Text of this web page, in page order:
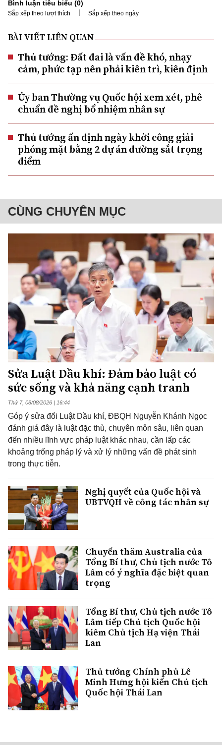
Bình luận tiêu biểu (0)
Sắp xếp theo lượt thích | Sắp xếp theo ngày
BÀI VIẾT LIÊN QUAN
Thủ tướng: Đất đai là vấn đề khó, nhạy
cảm, phức tạp nên phải kiên trì, kiên định
Ủy ban Thường vụ Quốc hội xem xét, phê
chuẩn đề nghị bổ nhiệm nhân sự
Thủ tướng ấn định ngày khởi công giải
phóng mặt bằng 2 dự án đường sắt trọng
điểm
CÙNG CHUYÊN MỤC
Sửa Luật Dầu khí: Đảm bảo luật có
sức sống và khả năng cạnh tranh
Thứ 7, 08/08/2026 | 16:44
Góp ý sửa đổi Luật Dầu khí, ĐBQH Nguyễn Khánh Ngọc
đánh giá đây là luật đặc thù, chuyên môn sâu, liên quan
đến nhiều lĩnh vực pháp luật khác nhau, cần lấp các
khoảng trống pháp lý và xử lý những vấn đề phát sinh
trong thực tiễn.
Nghị quyết của Quốc hội và
UBTVQH về công tác nhân sự
Chuyến thăm Australia của
Tổng Bí thư, Chủ tịch nước Tô
Lâm có ý nghĩa đặc biệt quan
trọng
Tổng Bí thư, Chủ tịch nước Tô
Lâm tiếp Chủ tịch Quốc hội
kiêm Chủ tịch Hạ viện Thái
Lan
Thủ tướng Chính phủ Lê
Minh Hưng hội kiến Chủ tịch
Quốc hội Thái Lan